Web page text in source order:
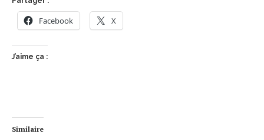
Facebook X
J’aime ça :
Similaire